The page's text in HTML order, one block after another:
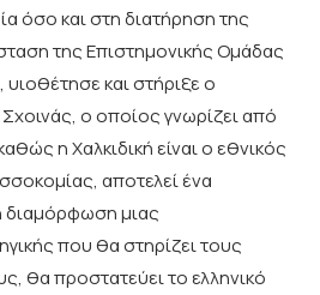
όσο και στη διατήρηση της
της Επιστημονικής Ομάδας
και στήριξε ο
ο οποίος γνωρίζει από
η Χαλκιδική είναι ο εθνικός
αποτελεί ένα
διαμόρφωση μιας
που θα στηρίζει τους
θα προστατεύει το ελληνικό